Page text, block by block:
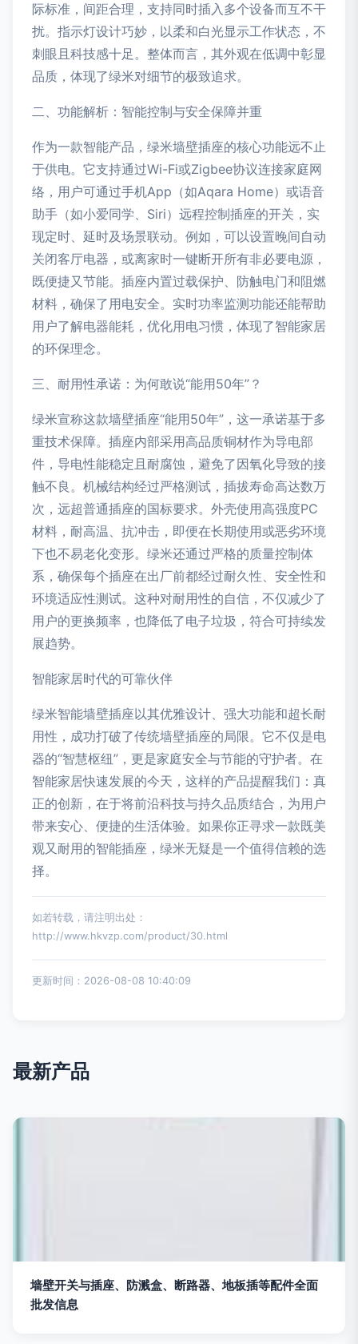
际标准，间距合理，支持同时插入多个设备而互不干
扰。指示灯设计巧妙，以柔和白光显示工作状态，不
刺眼且科技感十足。整体而言，其外观在低调中彰显
品质，体现了绿米对细节的极致追求。
二、功能解析：智能控制与安全保障并重
作为一款智能产品，绿米墙壁插座的核心功能远不止
于供电。它支持通过Wi-Fi或Zigbee协议连接家庭网
络，用户可通过手机App（如Aqara Home）或语音
助手（如小爱同学、Siri）远程控制插座的开关，实
现定时、延时及场景联动。例如，可以设置晚间自动
关闭客厅电器，或离家时一键断开所有非必要电源，
既便捷又节能。插座内置过载保护、防触电门和阻燃
材料，确保了用电安全。实时功率监测功能还能帮助
用户了解电器能耗，优化用电习惯，体现了智能家居
的环保理念。
三、耐用性承诺：为何敢说“能用50年”？
绿米宣称这款墙壁插座“能用50年”，这一承诺基于多
重技术保障。插座内部采用高品质铜材作为导电部
件，导电性能稳定且耐腐蚀，避免了因氧化导致的接
触不良。机械结构经过严格测试，插拔寿命高达数万
次，远超普通插座的国标要求。外壳使用高强度PC
材料，耐高温、抗冲击，即便在长期使用或恶劣环境
下也不易老化变形。绿米还通过严格的质量控制体
系，确保每个插座在出厂前都经过耐久性、安全性和
环境适应性测试。这种对耐用性的自信，不仅减少了
用户的更换频率，也降低了电子垃圾，符合可持续发
展趋势。
智能家居时代的可靠伙伴
绿米智能墙壁插座以其优雅设计、强大功能和超长耐
用性，成功打破了传统墙壁插座的局限。它不仅是电
器的“智慧枢纽”，更是家庭安全与节能的守护者。在
智能家居快速发展的今天，这样的产品提醒我们：真
正的创新，在于将前沿科技与持久品质结合，为用户
带来安心、便捷的生活体验。如果你正寻求一款既美
观又耐用的智能插座，绿米无疑是一个值得信赖的选
择。
如若转载，请注明出处：
http://www.hkvzp.com/product/30.html
更新时间：2026-08-08 10:40:09
最新产品
墙壁开关与插座、防溅盒、断路器、地板插等配件全面
批发信息